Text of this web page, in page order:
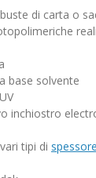
di carta o
base solvente
inchiostro
tipi di spessore